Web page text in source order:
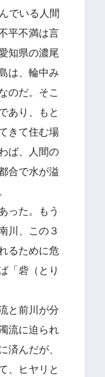
でいる人間
平不満は言
知県の濃尾
は、輪中み
のだ。そこ
あり、もと
きて住む場
ば、人間の
合で水が溢
った。もう
川、この３
るために危
「砦（とり
と前川が分
流に迫られ
済んだが、
、ヒヤリと